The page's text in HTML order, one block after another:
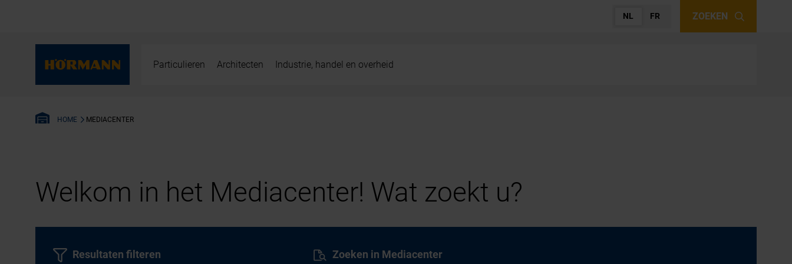
NL FR ZOEKEN
Particulieren Architecten Industrie, handel en overheid
HOME MEDIACENTER
Welkom in het Mediacenter! Wat zoekt u?
Zoeken in Mediacenter
Resultaten filteren